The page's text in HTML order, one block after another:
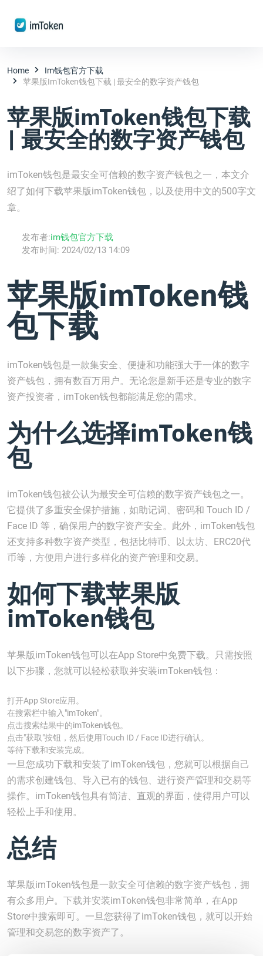
Home
Im钱包官方下载
苹果版imToken钱包下载 | 最安全的数字资产钱包
苹果版imToken钱包下载
| 最安全的数字资产钱包
imToken钱包是最安全可信赖的数字资产钱包之一，本文介
绍了如何下载苹果版imToken钱包，以及使用中文的500字文
章。
发布者:im钱包官方下载
发布时间: 2024/02/13 14:09
苹果版imToken钱
包下载
imToken钱包是一款集安全、便捷和功能强大于一体的数字
资产钱包，拥有数百万用户。无论您是新手还是专业的数字
资产投资者，imToken钱包都能满足您的需求。
为什么选择imToken钱
包
imToken钱包被公认为最安全可信赖的数字资产钱包之一。
它提供了多重安全保护措施，如助记词、密码和 Touch ID /
Face ID 等，确保用户的数字资产安全。此外，imToken钱包
还支持多种数字资产类型，包括比特币、以太坊、ERC20代
币等，方便用户进行多样化的资产管理和交易。
如何下载苹果版
imToken钱包
苹果版imToken钱包可以在App Store中免费下载。只需按照
以下步骤，您就可以轻松获取并安装imToken钱包：
打开App Store应用。
在搜索栏中输入"imToken"。
点击搜索结果中的imToken钱包。
点击"获取"按钮，然后使用Touch ID / Face ID进行确认。
等待下载和安装完成。
一旦您成功下载和安装了imToken钱包，您就可以根据自己
的需求创建钱包、导入已有的钱包、进行资产管理和交易等
操作。imToken钱包具有简洁、直观的界面，使得用户可以
轻松上手和使用。
总结
苹果版imToken钱包是一款安全可信赖的数字资产钱包，拥
有众多用户。下载并安装imToken钱包非常简单，在App
Store中搜索即可。一旦您获得了imToken钱包，就可以开始
管理和交易您的数字资产了。